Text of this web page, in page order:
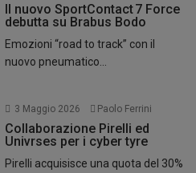
Il nuovo SportContact 7 Force
debutta su Brabus Bodo
Emozioni “road to track” con il
nuovo pneumatico...
3 Maggio 2026 Paolo Ferrini
Collaborazione Pirelli ed
Univrses per i cyber tyre
Pirelli acquisisce una quota del 30%